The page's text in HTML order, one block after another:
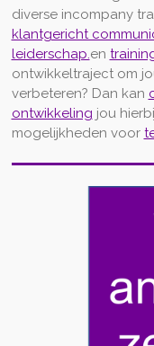
diverse incompany
klantgericht
leiderschap. en
ontwikkeltraject om
verbeteren? Dan kan
ontwikkeling jou
mogelijkheden voor